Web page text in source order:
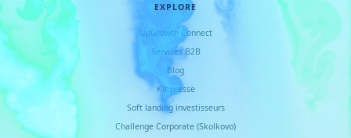
EXPLORE
UpGrowth Connect
Services B2B
Blog
Kit presse
Soft landing investisseurs
Challenge Corporate (Skolkovo)